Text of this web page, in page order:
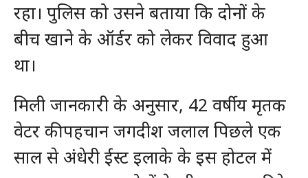
रहा। पुलिस को उसने बताया कि दोनों के
बीच खाने के ऑर्डर को लेकर विवाद हुआ
था।
मिली जानकारी के अनुसार, 42 वर्षीय मृतक
वेटर की पहचान जगदीश जलाल पिछले एक
साल से अंधेरी ईस्ट इलाके के इस होटल में